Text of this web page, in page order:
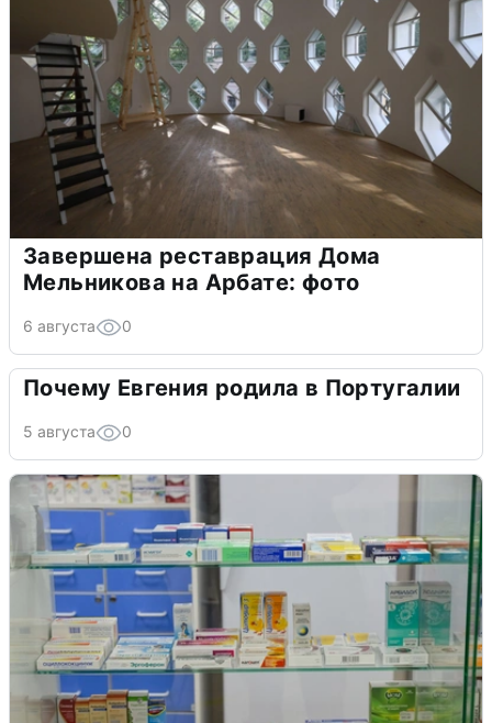
Завершена реставрация Дома
Мельникова на Арбате: фото
6 августа 0
Почему Евгения родила в Португалии
5 августа 0